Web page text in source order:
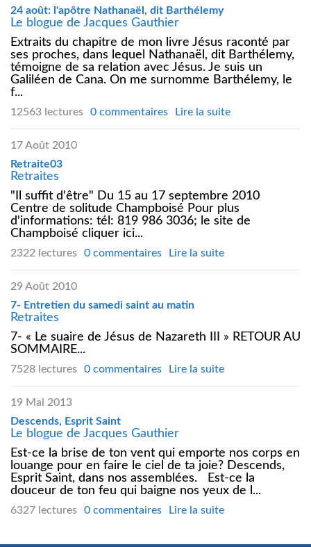
24 août: l'apôtre Nathanaël, dit Barthélemy
Le blogue de Jacques Gauthier
Extraits du chapitre de mon livre Jésus raconté par
ses proches, dans lequel Nathanaël, dit Barthélemy,
témoigne de sa relation avec Jésus. Je suis un
Galiléen de Cana. On me surnomme Barthélemy, le
f...
12563 lectures 0 commentaires Lire la suite
17 Août 2010
Retraite03
Retraites
"Il suffit d'être" Du 15 au 17 septembre 2010
Centre de solitude Champboisé Pour plus
d'informations: tél: 819 986 3036; le site de
Champboisé cliquer ici...
2322 lectures 0 commentaires Lire la suite
29 Août 2010
7- Entretien du samedi saint au matin
Retraites
7- « Le suaire de Jésus de Nazareth III » RETOUR AU
SOMMAIRE...
7528 lectures 0 commentaires Lire la suite
19 Mai 2013
Descends, Esprit Saint
Le blogue de Jacques Gauthier
Est-ce la brise de ton vent qui emporte nos corps en
louange pour en faire le ciel de ta joie? Descends,
Esprit Saint, dans nos assemblées. Est-ce la
douceur de ton feu qui baigne nos yeux de l...
6327 lectures 0 commentaires Lire la suite